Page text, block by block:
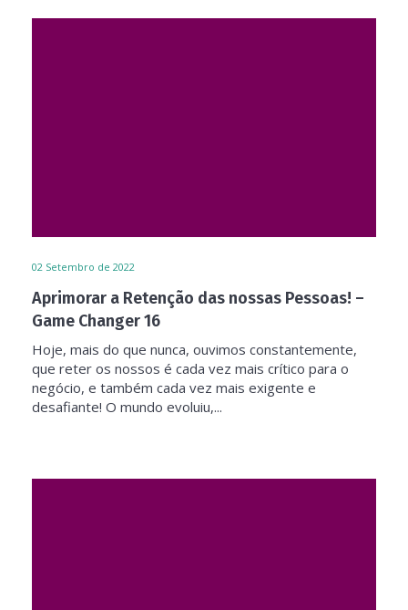
02 Setembro de 2022
Aprimorar a Retenção das nossas Pessoas! –
Game Changer 16
Hoje, mais do que nunca, ouvimos constantemente,
que reter os nossos é cada vez mais crítico para o
negócio, e também cada vez mais exigente e
desafiante! O mundo evoluiu,...